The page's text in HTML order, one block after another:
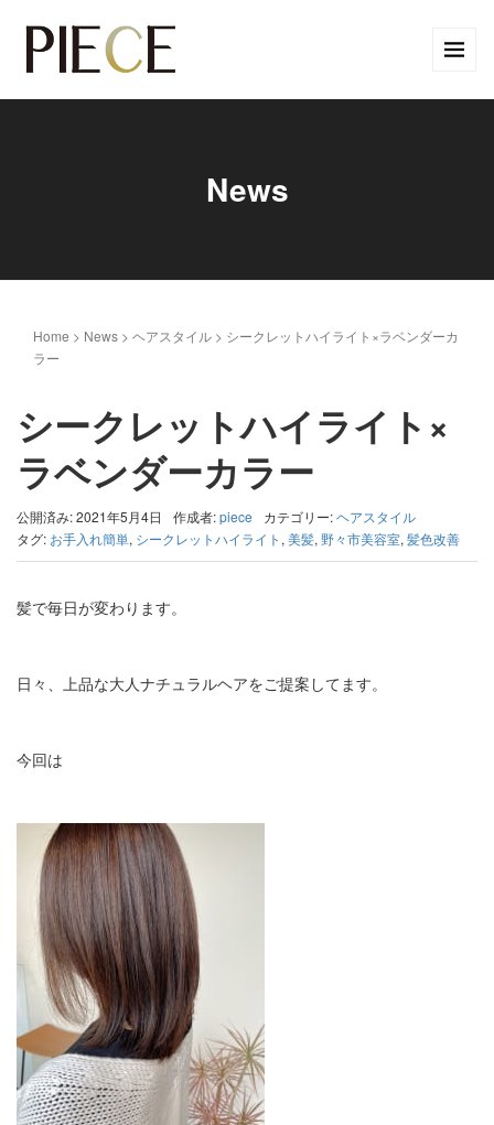
News
Home > News > ヘアスタイル > シークレットハイライト×ラベンダーカ
ラー
シークレットハイライト×
ラベンダーカラー
公開済み: 2021年5月4日 作成者:piece カテゴリー:ヘアスタイル
タグ: お手入れ簡単, シークレットハイライト , 美髪, 野々市美容室, 髪色改善
髪で毎日が変わります。
日々、上品な大人ナチュラルヘアをご提案してます。
今回は